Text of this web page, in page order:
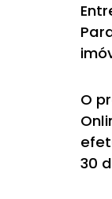
O
30